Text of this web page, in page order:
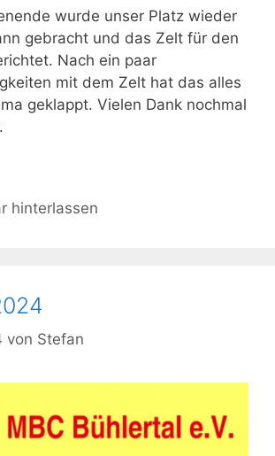
wurde unser Platz wieder
gebracht und das Zelt für den
Nach ein paar
mit dem Zelt hat das alles
geklappt. Vielen Dank nochmal
hinterlassen
von Stefan